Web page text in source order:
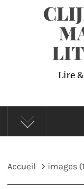
Lire
Accueil images